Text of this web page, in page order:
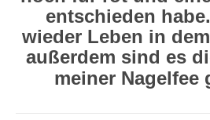
entschieden
wieder Leben in
außerdem sind es
meiner Nagelfee